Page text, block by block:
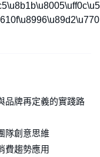
品牌再定義的實踐路
隊創意思維
費趨勢應用